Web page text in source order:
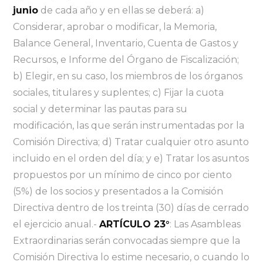
junio de cada año y en ellas se deberá: a)
Considerar, aprobar o modificar, la Memoria,
Balance General, Inventario, Cuenta de Gastos y
Recursos, e Informe del Órgano de Fiscalización;
b) Elegir, en su caso, los miembros de los órganos
sociales, titulares y suplentes; c) Fijar la cuota
social y determinar las pautas para su
modificación, las que serán instrumentadas por la
Comisión Directiva; d) Tratar cualquier otro asunto
incluido en el orden del día; y e) Tratar los asuntos
propuestos por un mínimo de cinco por ciento
(5%) de los socios y presentados a la Comisión
Directiva dentro de los treinta (30) días de cerrado
el ejercicio anual.-ARTÍCULO 23°: Las Asambleas
Extraordinarias serán convocadas siempre que la
Comisión Directiva lo estime necesario, o cuando lo